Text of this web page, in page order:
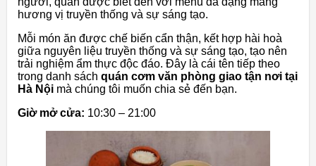
hương vị truyền thống và sự sáng tạo.
Mỗi món ăn được chế biến cẩn thận, kết hợp hài hoà
giữa nguyên liệu truyền thống và sự sáng tạo, tạo nên
trải nghiệm ẩm thực độc đáo. Đây là cái tên tiếp theo
trong danh sách quán cơm văn phòng giao tận nơi tại
Hà Nội mà chúng tôi muốn chia sẻ đến bạn.
Giờ mở cửa: 10:30 – 21:00